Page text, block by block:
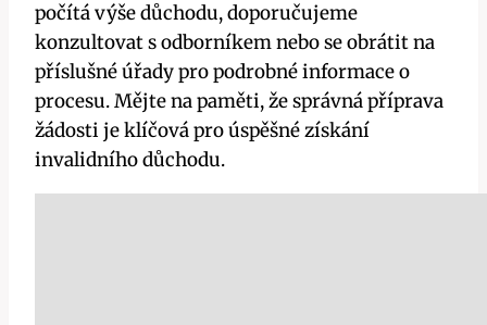
počítá výše důchodu, doporučujeme
konzultovat s odborníkem nebo se obrátit na
příslušné úřady pro podrobné informace o
procesu. Mějte na paměti, že správná příprava
žádosti je klíčová pro úspěšné získání
invalidního důchodu.